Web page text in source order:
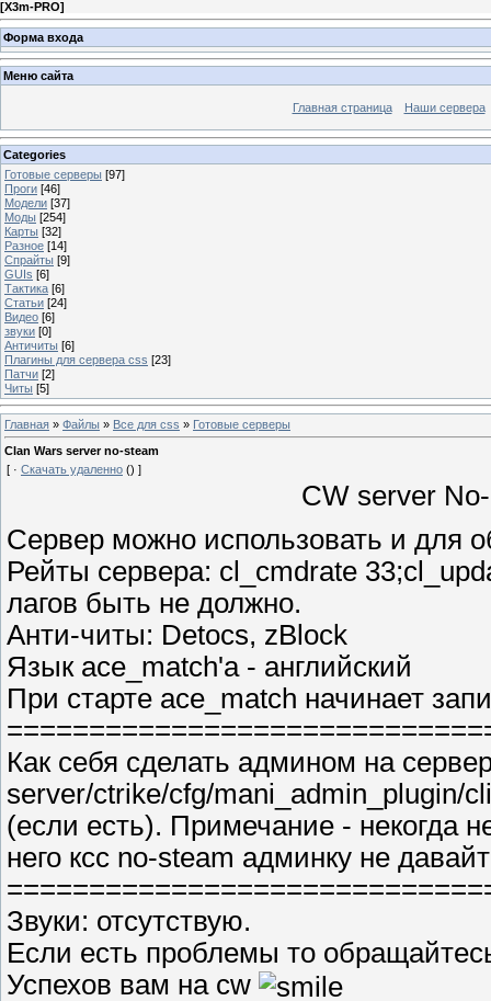
[X3m-PRO]
Форма входа
Меню сайта
Главная страница Наши сервера
Categories
Готовые серверы [97]
Проги [46]
Модели [37]
Моды [254]
Карты [32]
Разное [14]
Спрайты [9]
GUIs [6]
Тактика [6]
Статьи [24]
Видео [6]
звуки [0]
Античиты [6]
Плагины для сервера css [23]
Патчи [2]
Читы [5]
Главная » Файлы » Все для css » Готовые серверы
Clan Wars server no-steam
[ · Скачать удаленно () ]
CW server
Сервер можно использовать и для
Рейты сервера: cl_cmdrate
лагов быть не должно.
Анти-читы: Detocs, zBlock
Язык ace_match'a - английский
При старте ace_match начинает
Как себя сделать админом на
server/ctrike/cfg/mani_admin_plugin/
(если есть). Примечание - некогда
него ксс no-steam админку не
Звуки: отсутствую.
Если есть проблемы то
Успехов вам на cw